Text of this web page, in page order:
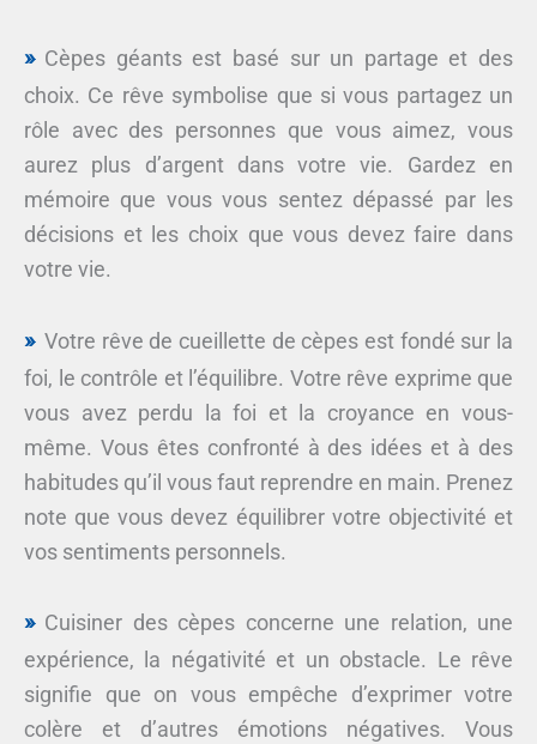
Cèpes géants est basé sur un partage et des
choix. Ce rêve symbolise que si vous partagez un
rôle avec des personnes que vous aimez, vous
aurez plus d’argent dans votre vie. Gardez en
mémoire que vous vous sentez dépassé par les
décisions et les choix que vous devez faire dans
votre vie.
Votre rêve de cueillette de cèpes est fondé sur la
foi, le contrôle et l’équilibre. Votre rêve exprime que
vous avez perdu la foi et la croyance en vous-
même. Vous êtes confronté à des idées et à des
habitudes qu’il vous faut reprendre en main. Prenez
note que vous devez équilibrer votre objectivité et
vos sentiments personnels.
Cuisiner des cèpes concerne une relation, une
expérience, la négativité et un obstacle. Le rêve
signifie que on vous empêche d’exprimer votre
colère et d’autres émotions négatives. Vous